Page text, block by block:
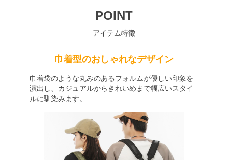
POINT
アイテム特徴
巾着型のおしゃれなデザイン
巾着袋のような丸みのあるフォルムが優しい印象を
演出し、カジュアルからきれいめまで幅広いスタイ
ルに馴染みます。